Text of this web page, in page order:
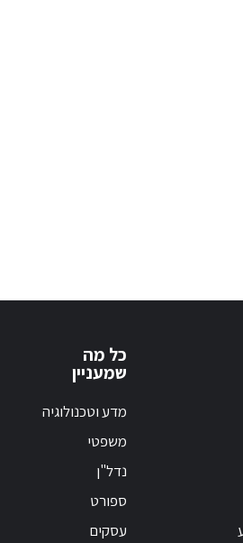
כל מה
שמעניין
מדע וטכנולוגיה
משפטי
נדל"ן
ספורט
עסקים